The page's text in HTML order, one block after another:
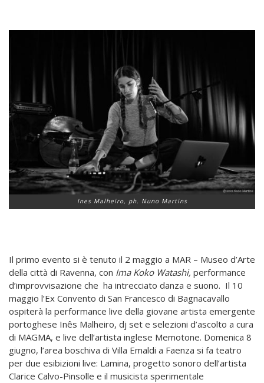
Ines Malheiro, ph. Nuno Martins
Il primo evento si è tenuto il 2 maggio a MAR – Museo d’Arte
della città di Ravenna, con Ima Koko Watashi, performance
d’improvvisazione che ha intrecciato danza e suono. Il 10
maggio l’Ex Convento di San Francesco di Bagnacavallo
ospiterà la performance live della giovane artista emergente
portoghese Inês Malheiro, dj set e selezioni d’ascolto a cura
di MAGMA, e live dell’artista inglese Memotone. Domenica 8
giugno, l’area boschiva di Villa Emaldi a Faenza si fa teatro
per due esibizioni live: Lamina, progetto sonoro dell’artista
Clarice Calvo-Pinsolle e il musicista sperimentale